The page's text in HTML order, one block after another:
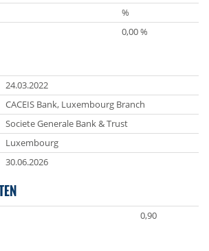
%
0,00 %
24.03.2022
CACEIS Bank, Luxembourg Branch
Societe Generale Bank & Trust
Luxembourg
30.06.2026
0,90